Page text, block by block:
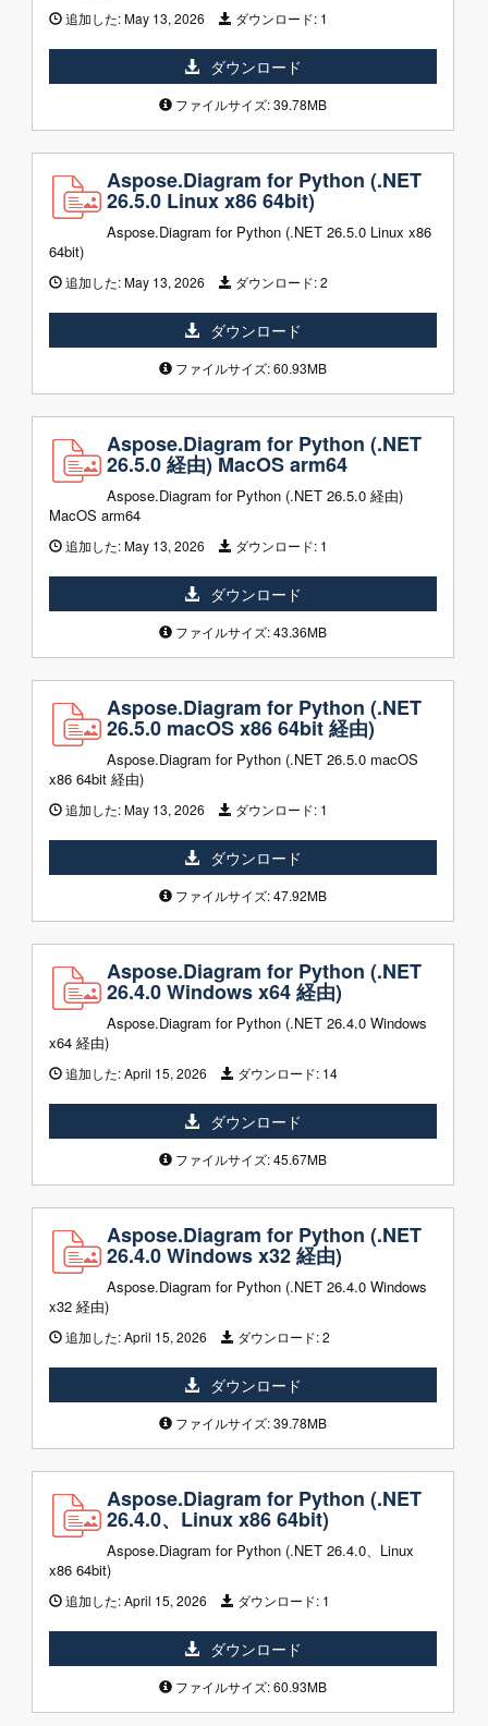
追加した:May 13, 2026 ダウンロード: 1
ダウンロード
ファイルサイズ: 39.78MB
Aspose.Diagram for Python (.NET
26.5.0 Linux x86 64bit)
Aspose.Diagram for Python (.NET 26.5.0 Linux x86
64bit)
追加した:May 13, 2026 ダウンロード:2
ダウンロード
ファイルサイズ: 60.93MB
Aspose.Diagram for Python (.NET
26.5.0 経由) MacOS arm64
Aspose.Diagram for Python (.NET 26.5.0 経由)
MacOS arm64
追加した:May 13, 2026 ダウンロード: 1
ダウンロード
ファイルサイズ: 43.36MB
Aspose.Diagram for Python (.NET
26.5.0 macOS x86 64bit 経由)
Aspose.Diagram for Python (.NET 26.5.0 macOS
x86 64bit 経由)
追加した:May 13, 2026 ダウンロード: 1
ダウンロード
ファイルサイズ: 47.92MB
Aspose.Diagram for Python (.NET
26.4.0 Windows x64 経由)
Aspose.Diagram for Python (.NET 26.4.0 Windows
x64 経由)
追加した:April 15, 2026 ダウンロード: 14
ダウンロード
ファイルサイズ: 45.67MB
Aspose.Diagram for Python (.NET
26.4.0 Windows x32 経由)
Aspose.Diagram for Python (.NET 26.4.0 Windows
x32 経由)
追加した:April 15, 2026 ダウンロード:2
ダウンロード
ファイルサイズ: 39.78MB
Aspose.Diagram for Python (.NET
26.4.0、Linux x86 64bit)
Aspose.Diagram for Python (.NET 26.4.0、Linux
x86 64bit)
追加した:April 15, 2026 ダウンロード: 1
ダウンロード
ファイルサイズ: 60.93MB